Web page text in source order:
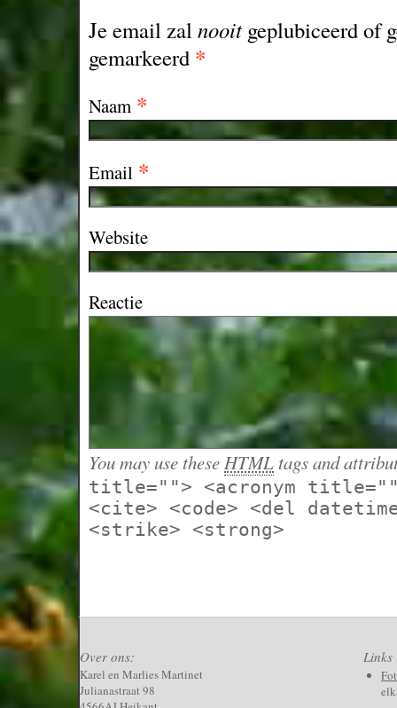
Je email zalnooitgeplubiceerd of
gemarkeerd *
Naam *
Email *
Website
Reactie
You may use theseHTML tags and
title=""> <acronym
<cite> <code> <del
<strike> <strong>
Over ons:
Karel en Marlies Martinet
Julianastraat 98
Links